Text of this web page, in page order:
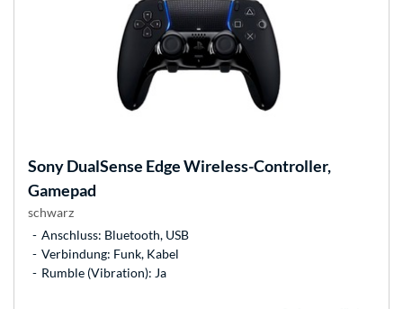
SonyDualSense Edge Wireless-Controller,
Gamepad
schwarz
Anschluss: Bluetooth, USB
Verbindung: Funk, Kabel
Rumble (Vibration): Ja